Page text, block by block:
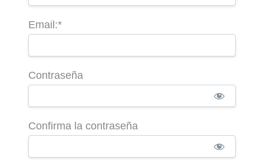
Email:*
Contraseña
Confirma la contraseña